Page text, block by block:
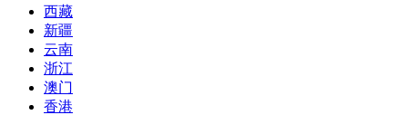
西藏
新疆
云南
浙江
澳门
香港